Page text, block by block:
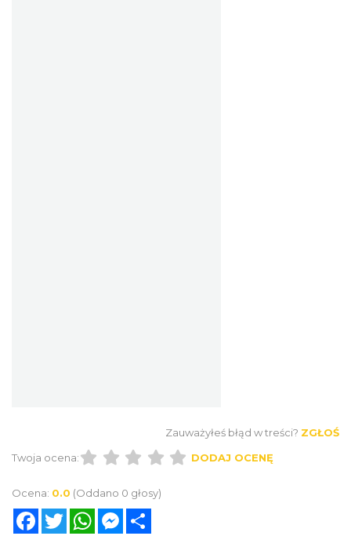
Zauważyłeś błąd w treści? ZGŁOŚ
Twoja ocena:
DODAJ OCENĘ
Ocena: 0.0 (Oddano 0 głosy)
FacebookTwitterWhatsAppMessenger